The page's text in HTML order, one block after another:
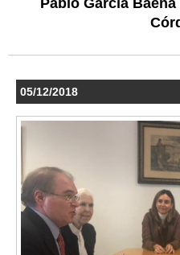
Pablo García
05/12/2018